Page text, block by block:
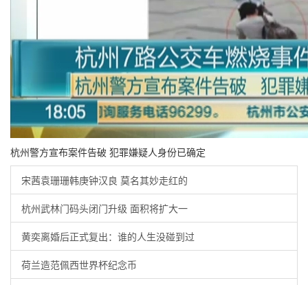
杭州警方宣布案件告破 犯罪嫌疑人身份已确定
宋茜袁珊珊韩庚钟汉良 莫名其妙走红的
杭州武林门码头闭门升级 面积将扩大一
黄奕离婚后正式复出：谁的人生没碰到过
荷兰造范佩西世界杯纪念币